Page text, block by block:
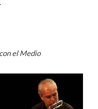
el Medio